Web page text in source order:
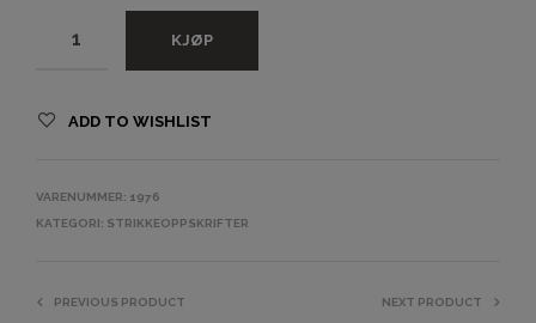
KJØP
ADD TO WISHLIST
VARENUMMER: 1976
KATEGORI: STRIKKEOPPSKRIFTER
PREVIOUS PRODUCT NEXT PRODUCT